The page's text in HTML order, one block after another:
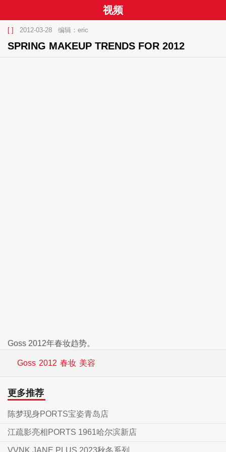
视频
[ ] 2012-03-28 编辑：eric
SPRING MAKEUP TRENDS FOR 2012
Goss 2012年春妆趋势。
Goss 2012 春妆 美容
更多推荐
陈梦现身PORTS宝姿青岛店
江疏影亮相PORTS 1961哈尔滨新店
VVNK JANE PLUS 2023秋冬系列